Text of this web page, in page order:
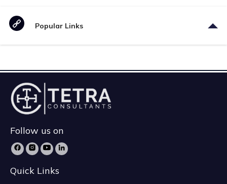
Popular Links
Follow us on
Quick Links